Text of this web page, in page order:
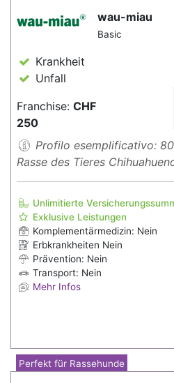
wau-miau
Basic
Krankheit
Unfall
Franchise: CHF
250
Profilo esemplificativo:
Rasse des Tieres
Unlimitierte
Exklusive Leistungen
Komplementärmedizin: Nein
Erbkrankheiten Nein
Prävention: Nein
Transport: Nein
Mehr Infos
Perfekt für Rassehunde